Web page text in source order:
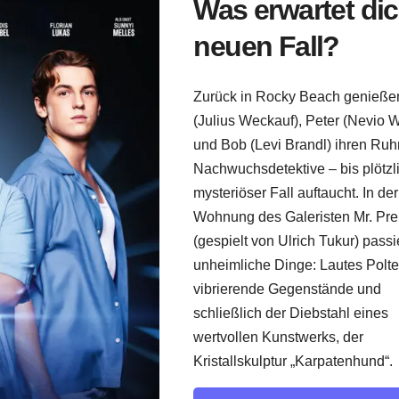
Was erwartet
neuen Fall?
Zurück in Rocky Beach
(Julius Weckauf), Peter (Nevio
und Bob (Levi Brandl) ihren
Nachwuchsdetektive – bis
mysteriöser Fall auftaucht. In der
Wohnung des Galeristen Mr.
(gespielt von Ulrich Tukur)
unheimliche Dinge: Lautes
vibrierende Gegenstände und
schließlich der Diebstahl eines
wertvollen Kunstwerks, der
Kristallskulptur „Karpatenhund“.